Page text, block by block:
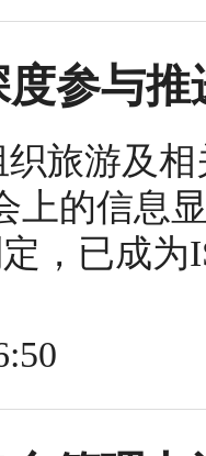
参与
旅游及
上的信息
，已成为